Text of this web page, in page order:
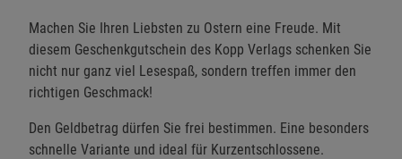
Machen Sie Ihren Liebsten zu Ostern eine Freude. Mit
diesem Geschenkgutschein des Kopp Verlags schenken Sie
nicht nur ganz viel Lesespaß, sondern treffen immer den
richtigen Geschmack!
Den Geldbetrag dürfen Sie frei bestimmen. Eine besonders
schnelle Variante und ideal für Kurzentschlossene.